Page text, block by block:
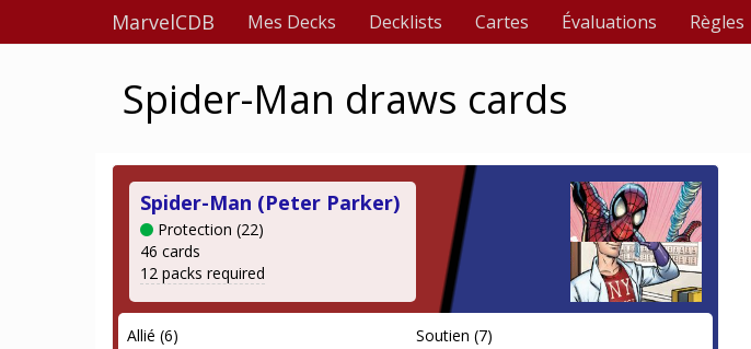
MarvelCDB Mes Decks Decklists Cartes Évaluations Règles
Spider-Man draws cards
Spider-Man (Peter Parker)
Protection (22)
46 cards
12 packs required
Allié (6)
Soutien (7)